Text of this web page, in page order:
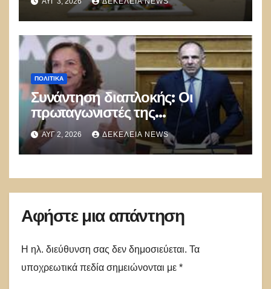
ΠΟΛΙΤΙΚΑ
Συνάντηση διαπλοκής: Οι
πρωταγωνιστές της
Γ.Γεραπετρίτης,
Α.Διαμαντοπούλου και
Μ.Χριστοδουλάκης την
ΑΥΓ 2, 2026 ΔΕΚΈΛΕΙΑ NEWS
Αφήστε μια απάντηση
Η ηλ. διεύθυνση σας δεν δημοσιεύεται. Τα
υποχρεωτικά πεδία σημειώνονται με *